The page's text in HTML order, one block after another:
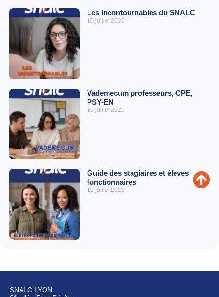
Les Incontournables du SNALC
10 juillet 2026
Vademecum professeurs, CPE,
PSY-EN
10 juillet 2026
Guide des stagiaires et élèves
fonctionnaires
10 juillet 2026
SNALC LYON